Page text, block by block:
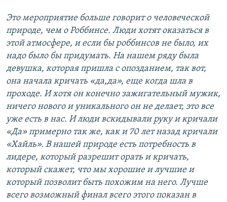
Это мероприятие больше говорит о человеческой
природе, чем о Роббинсе. Люди хотят оказаться в
этой атмосфере, и если бы роббинсов не было, их
надо было бы придумать. На нашем ряду была
девушка, которая пришла с опозданием, так вот,
она начала кричать «да,да», еще когда шла в
проходе. И хотя он конечно зажигательный мужик,
ничего нового и уникального он не делает, это все
уже есть в нас. И люди вскидывали руку и кричали
«Да» примерно так же, как и 70 лет назад кричали
«Хайль». В нашей природе есть потребность в
лидере, который разрешит орать и кричать,
который скажет, что мы хорошие и лучшие и
который позволит быть похожим на него. Лучше
всего возможный финал всего этого показан в